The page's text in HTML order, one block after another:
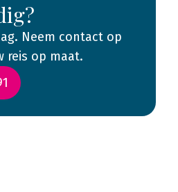
Neem contact op
reis op maat.